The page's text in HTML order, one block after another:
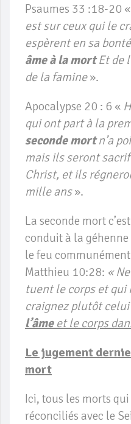
Psaumes 33 :18-20 «
est sur ceux qui le
espèrent en sa
âme à la mortEt de
de la famine».
Apocalypse 20 : 6 «
qui ont part à la
seconde mortn’a
mais ils seront
Christ, et ils
mille ans».
La seconde mort
conduit à la géhenne
le feu
Matthieu 10:28: «
tuent le corps et qui
craignez plutôt
l’âmeet le corps
Le jugement
mort
Ici, tous les morts qui
réconciliés avec le